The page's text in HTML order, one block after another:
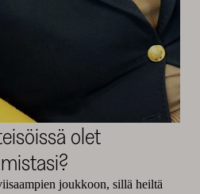
olet
joukkoon, sillä heiltä